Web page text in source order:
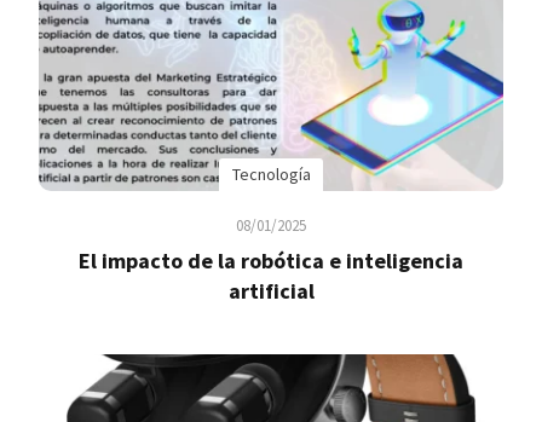
Tecnología
08/01/2025
El impacto de la robótica e inteligencia
artificial